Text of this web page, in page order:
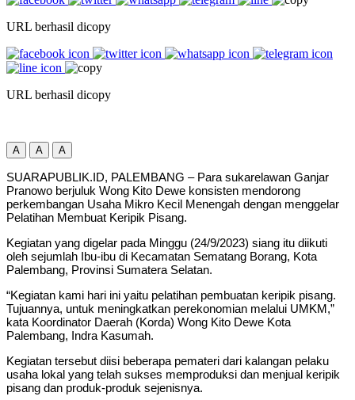
URL berhasil dicopy
URL berhasil dicopy
A A A
SUARAPUBLIK.ID, PALEMBANG – Para sukarelawan Ganjar
Pranowo berjuluk Wong Kito Dewe konsisten mendorong
perkembangan Usaha Mikro Kecil Menengah dengan menggelar
Pelatihan Membuat Keripik Pisang.
Kegiatan yang digelar pada Minggu (24/9/2023) siang itu diikuti
oleh sejumlah Ibu-ibu di Kecamatan Sematang Borang, Kota
Palembang, Provinsi Sumatera Selatan.
“Kegiatan kami hari ini yaitu pelatihan pembuatan keripik pisang.
Tujuannya, untuk meningkatkan perekonomian melalui UMKM,”
kata Koordinator Daerah (Korda) Wong Kito Dewe Kota
Palembang, Indra Kasumah.
Kegiatan tersebut diisi beberapa pemateri dari kalangan pelaku
usaha lokal yang telah sukses memproduksi dan menjual keripik
pisang dan produk-produk sejenisnya.